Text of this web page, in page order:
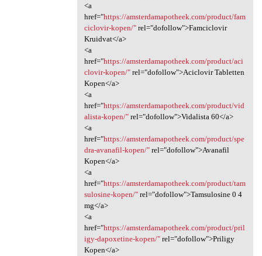
<a
href="https://amsterdamapotheek.com/product/fam
ciclovir-kopen/"rel="dofollow">Famciclovir
Kruidvat</a>
<a
href="https://amsterdamapotheek.com/product/aci
clovir-kopen/"rel="dofollow">Aciclovir Tabletten
Kopen</a>
<a
href="https://amsterdamapotheek.com/product/vid
alista-kopen/"rel="dofollow">Vidalista 60</a>
<a
href="https://amsterdamapotheek.com/product/spe
dra-avanafil-kopen/"rel="dofollow">Avanafil
Kopen</a>
<a
href="https://amsterdamapotheek.com/product/tam
sulosine-kopen/"rel="dofollow">Tamsulosine 0 4
mg</a>
<a
href="https://amsterdamapotheek.com/product/pril
igy-dapoxetine-kopen/"rel="dofollow">Priligy
Kopen</a>